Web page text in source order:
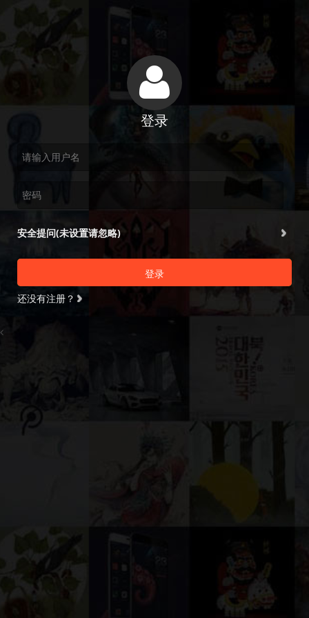
登录
安全提问(未设置请忽略)
登录
还没有注册？